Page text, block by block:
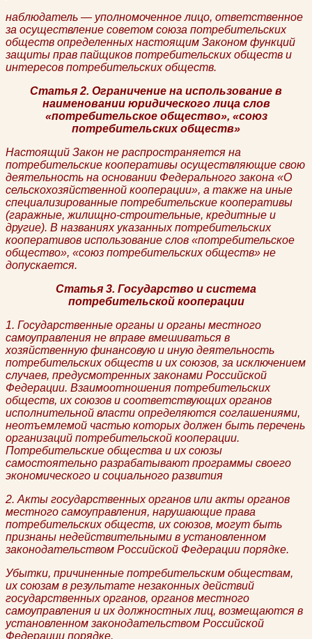
наблюдатель — уполномоченное лицо, ответственное
за осуществление советом союза потребительских
обществ определенных настоящим Законом функций
защиты прав пайщиков потребительских обществ и
интересов потребительских обществ.
Статья 2. Ограничение на использование в
наименовании юридического лица слов
«потребительское общество», «союз
потребительских обществ»
Настоящий Закон не распространяется на
потребительские кооперативы осуществляющие свою
деятельность на основании Федерального закона «О
сельскохозяйственной кооперации», а также на иные
специализированные потребительские кооперативы
(гаражные, жилищно-строительные, кредитные и
другие). В названиях указанных потребительских
кооперативов использование слов «потребительское
общество», «союз потребительских обществ» не
допускается.
Статья 3. Государство и система
потребительской кооперации
1. Государственные органы и органы местного
самоуправления не вправе вмешиваться в
хозяйственную финансовую и иную деятельность
потребительских обществ и их союзов, за исключением
случаев, предусмотренных законами Российской
Федерации. Взаимоотношения потребительских
обществ, их союзов и соответствующих органов
исполнительной власти определяются соглашениями,
неотъемлемой частью которых должен быть перечень
организаций потребительской кооперации.
Потребительские общества и их союзы
самостоятельно разрабатывают программы своего
экономического и социального развития
2. Акты государственных органов или акты органов
местного самоуправления, нарушающие права
потребительских обществ, их союзов, могут быть
признаны недействительными в установленном
законодательством Российской Федерации порядке.
Убытки, причиненные потребительским обществам,
их союзам в результате незаконных действий
государственных органов, органов местного
самоуправления и их должностных лиц, возмещаются в
установленном законодательством Российской
Федерации порядке.